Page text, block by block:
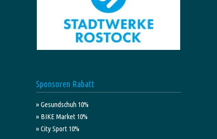
Sponsoren Rabatt
» Gesundschuh 10%
» BIKE Market 10%
» City Sport 10%